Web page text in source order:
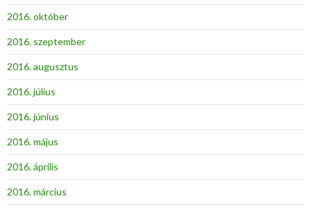
2016. október
2016. szeptember
2016. augusztus
2016. július
2016. június
2016. május
2016. április
2016. március